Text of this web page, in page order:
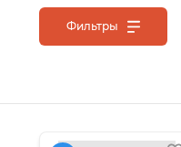
Фильтры